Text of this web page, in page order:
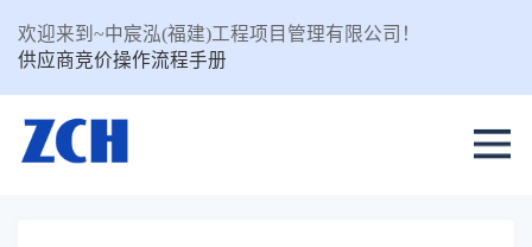
欢迎来到~中宸泓(福建)工程项目管理有限公司！
供应商竞价操作流程手册